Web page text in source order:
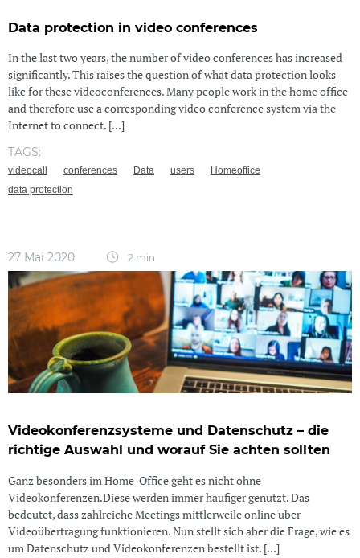
Data protection in video conferences
In the last two years, the number of video conferences has increased
significantly. This raises the question of what data protection looks
like for these videoconferences. Many people work in the home office
and therefore use a corresponding video conference system via the
Internet to connect. [...]
TAGS:
videocall conferences Data users
Homeoffice
data protection
27 Mai 2020 2 min
Videokonferenzsysteme und Datenschutz – die
richtige Auswahl und worauf Sie achten sollten
Ganz besonders im Home-Office geht es nicht ohne
Videokonferenzen.Diese werden immer häufiger genutzt. Das
bedeutet, dass zahlreiche Meetings mittlerweile online über
Videoübertragung funktionieren. Nun stellt sich aber die Frage, wie es
um Datenschutz und Videokonferenzen bestellt ist. [...]